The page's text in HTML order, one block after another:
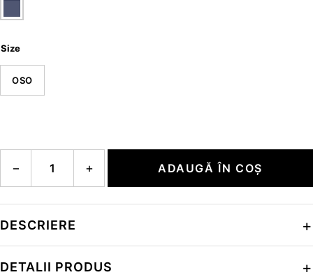
Size
OSO
− + ADAUGĂ ÎN COȘ
DESCRIERE
DETALII PRODUS